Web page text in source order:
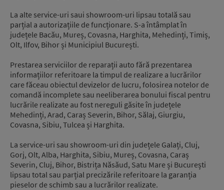
La alte service-uri saui showroom-uri lipsau totală sau
parțial a autorizațiile de funcționare. S-a întâmplat în
județele Bacău, Mureș, Covasna, Harghita, Mehedinți, Timiș,
Olt, Ilfov, Bihor și Municipiul București.
Prestarea serviciilor de reparații auto fără prezentarea
informațiilor referitoare la timpul de realizare a lucrărilor
care făceau obiectul devizelor de lucru, folosirea notelor de
comandă incomplete sau neeliberarea bonului fiscal pentru
lucrările realizate au fost nereguli găsite în județele
Mehedinți, Arad, Caraș Severin, Bihor, Sălaj, Giurgiu,
Covasna, Sibiu, Tulcea și Harghita.
La service-uri sau showroom-uri din județele Galați, Cluj,
Gorj, Olt, Alba, Harghita, Sibiu, Mureș, Covasna, Caraș
Severin, Cluj, Bihor, Bistrița Năsăud, Satu Mare și București
lipsau total sau parțial precizările referitoare la garanția
pieselor de schimb sau a lucrărilor realizate.